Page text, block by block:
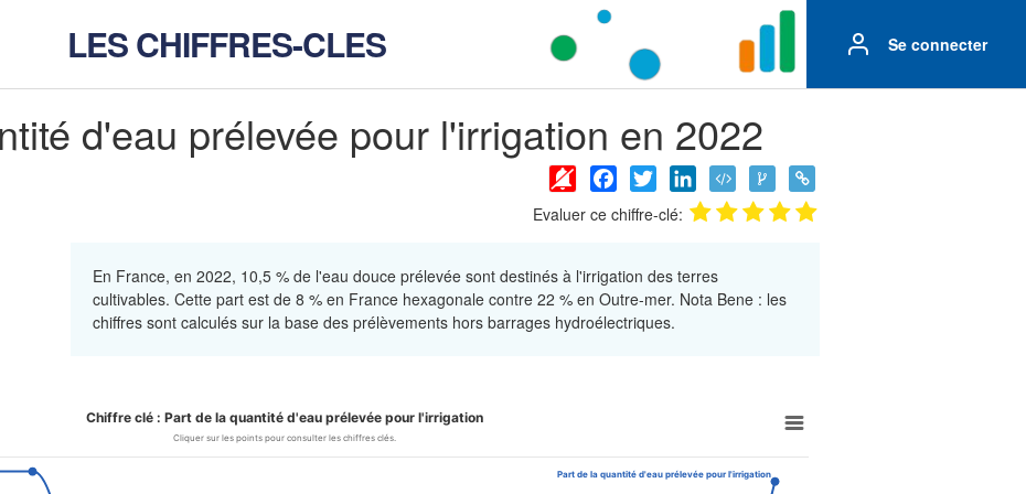
LES CHIFFRES-CLES Se connecter
d'eau prélevée pour l'irrigation en 2022
Facebook
Twitter LinkedIn
Evaluer ce chiffre-clé:
En France, en 2022, 10,5 % de l'eau douce prélevée sont destinés à l'irrigation des terres
cultivables. Cette part est de 8 % en France hexagonale contre 22 % en Outre-mer. Nota Bene : les
chiffres sont calculés sur la base des prélèvements hors barrages hydroélectriques.
la quantité d'eau prélevée pour l'irrigation
Part de la quantité d'eau prélevée pour l'irrigation
Chiffre clé : Part de la quantité d'eau prélevée pour l'irrigation
Cliquer sur les points pour consulter les chiffres clés.